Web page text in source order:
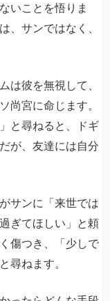
いことを悟りま
、サンではなく、
は彼を無視して、
尚宮に命じます。
と尋ねると、ドギ
が、友達には自分
サンに「来世では
ぎてほしい」と頼
傷つき、「少しで
尋ねます。